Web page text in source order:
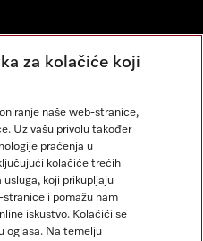
za kolačiće koji
naše web-stranice,
Uz vašu privolu također
praćenja u
kolačiće trećih
koji prikupljaju
i pomažu nam
iskustvo. Kolačići se
oglasa. Na temelju